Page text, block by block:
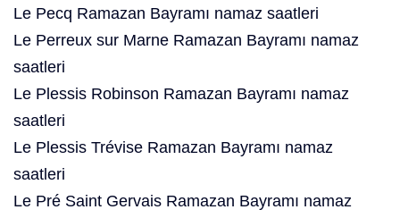
Le Pecq Ramazan Bayramı namaz saatleri
Le Perreux sur Marne Ramazan Bayramı namaz
saatleri
Le Plessis Robinson Ramazan Bayramı namaz
saatleri
Le Plessis Trévise Ramazan Bayramı namaz
saatleri
Le Pré Saint Gervais Ramazan Bayramı namaz